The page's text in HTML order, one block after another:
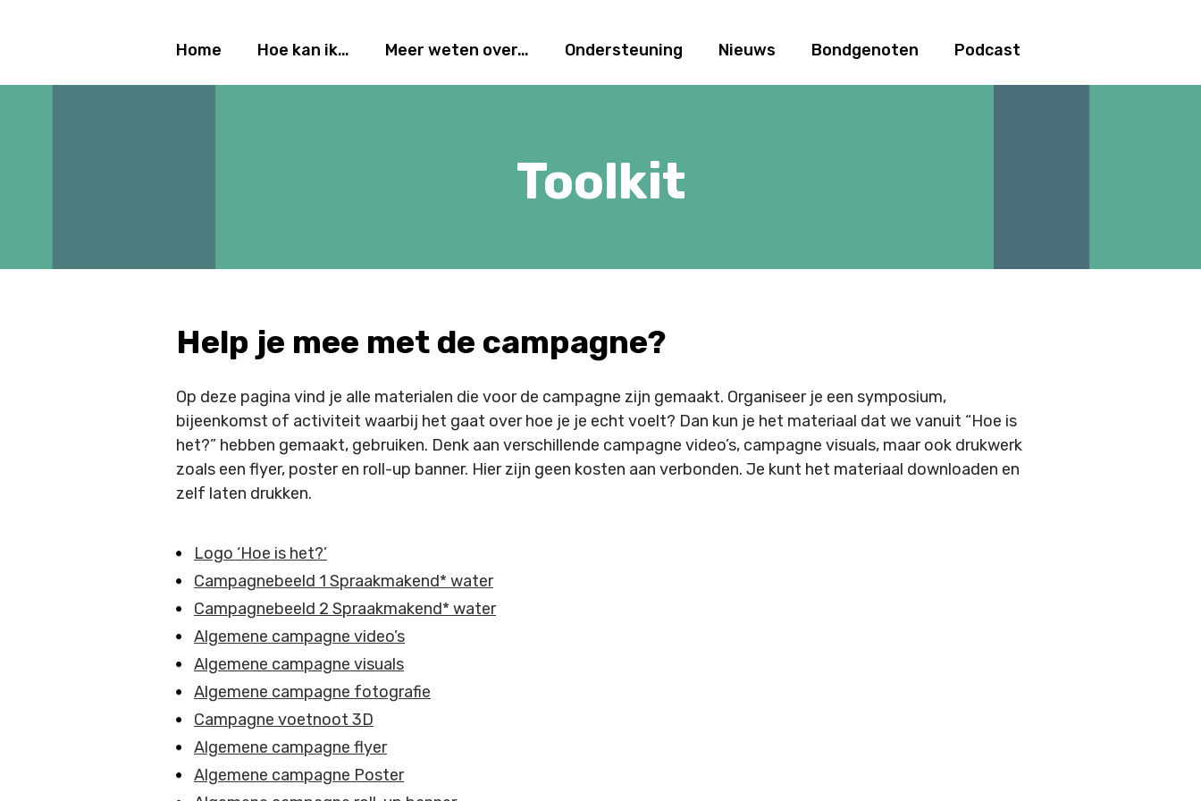
Home Hoe kan ik… Meer weten over… Ondersteuning Nieuws Bondgenoten Podcast
Toolkit
Help je mee met de campagne?
Op deze pagina vind je alle materialen die voor de campagne zijn gemaakt. Organiseer je een symposium,
bijeenkomst of activiteit waarbij het gaat over hoe je je echt voelt? Dan kun je het materiaal dat we vanuit “Hoe is
het?” hebben gemaakt, gebruiken. Denk aan verschillende campagne video’s, campagne visuals, maar ook drukwerk
zoals een flyer, poster en roll-up banner. Hier zijn geen kosten aan verbonden. Je kunt het materiaal downloaden en
zelf laten drukken.
Logo ‘Hoe is het?’
Campagnebeeld 1 Spraakmakend* water
Campagnebeeld 2 Spraakmakend* water
Algemene campagne video’s
Algemene campagne visuals
Algemene campagne fotografie
Campagne voetnoot 3D
Algemene campagne flyer
Algemene campagne Poster